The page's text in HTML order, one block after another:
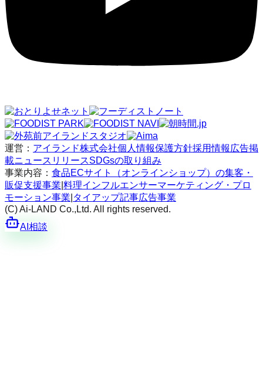
運営： アイランド株式会社個人情報保護方針採用情報 広告掲
載ニュースリリースSDGsの取り組み
事業内容： 食品ECサイト（オンラインショップ）の集客・
販促支援事業 料理インフルエンサーマーケティング・プロ
モーション事業 タイアップ記事広告事業
(C) Ai-LAND Co.,Ltd. All rights reserved.
AI相談